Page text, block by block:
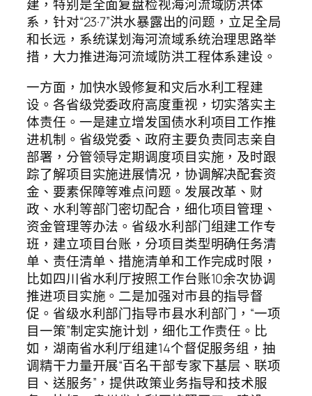
建，特别是全面复盘检视海河流域防洪体
系，针对“23·7”洪水暴露出的问题，立足全局
和长远，系统谋划海河流域系统治理思路举
措，大力推进海河流域防洪工程体系建设。
一方面，加快水毁修复和灾后水利工程建
设。各省级党委政府高度重视，切实落实主
体责任。一是建立增发国债水利项目工作推
进机制。省级党委、政府主要负责同志亲自
部署，分管领导定期调度项目实施，及时跟
踪了解项目实施进展情况，协调解决配套资
金、要素保障等难点问题。发展改革、财
政、水利等部门密切配合，细化项目管理、
资金管理等办法。省级水利部门组建工作专
班，建立项目台账，分项目类型明确任务清
单、责任清单、措施清单和工作完成时限，
比如四川省水利厅按照工作台账10余次协调
推进项目实施。二是加强对市县的指导督
促。省级水利部门指导市县水利部门，“一项
目一策”制定实施计划，细化工作责任。比
如，湖南省水利厅组建14个督促服务组，抽
调精干力量开展“百名干部专家下基层、联项
目、送服务”，提供政策业务指导和技术服